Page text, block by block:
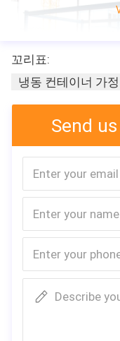
상세 이미지
1열
3하단 프레임
4bottom 주요 명성
5하단 2차 빔
7아연도금강판
8유리솜
꼬리표:
냉동 컨테이너 가정
Send
Describe